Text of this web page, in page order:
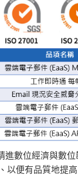
數位經濟與數
以便有品質地提